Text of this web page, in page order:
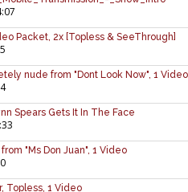
Packet, 2x [Topless & SeeThrough]
nude from "Dont Look Now", 1 Video
Spears Gets It In The Face
"Ms Don Juan", 1 Video
Topless, 1 Video